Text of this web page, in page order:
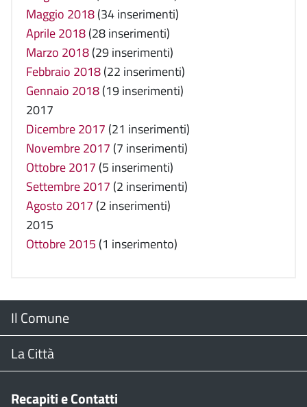
Maggio 2018(34 inserimenti)
Aprile 2018(28 inserimenti)
Marzo 2018(29 inserimenti)
Febbraio 2018(22 inserimenti)
Gennaio 2018(19 inserimenti)
2017
Dicembre 2017 (21 inserimenti)
Novembre 2017 (7 inserimenti)
Ottobre 2017 (5 inserimenti)
Settembre 2017 (2 inserimenti)
Agosto 2017 (2 inserimenti)
2015
Ottobre 2015 (1 inserimento)
Menu
Footer
Il Comune
Il Sindaco
La Città
Recapiti e Contatti